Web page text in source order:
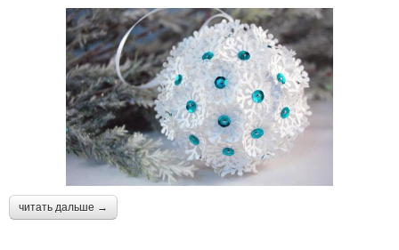
читать дальше →